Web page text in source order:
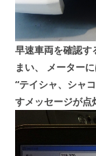
早速車両を確認す
まい、
メーター
“テイシャ、シャ
すメッセージが点